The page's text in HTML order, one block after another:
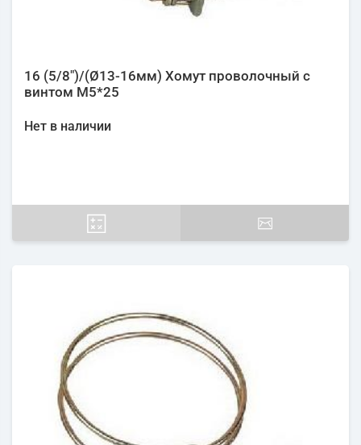
16 (5/8")/(Ø13-16мм) Хомут проволочный с
винтом М5*25
Нет в наличии